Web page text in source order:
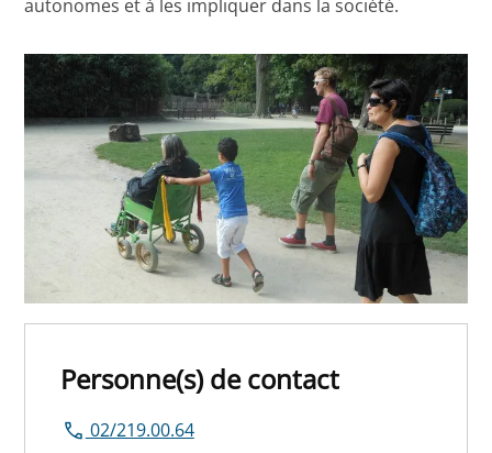
autonomes et à les impliquer dans la société.
Personne(s) de contact
02/219.00.64